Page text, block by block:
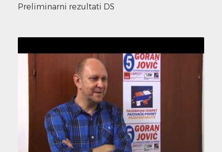
Preliminarni rezultati DS